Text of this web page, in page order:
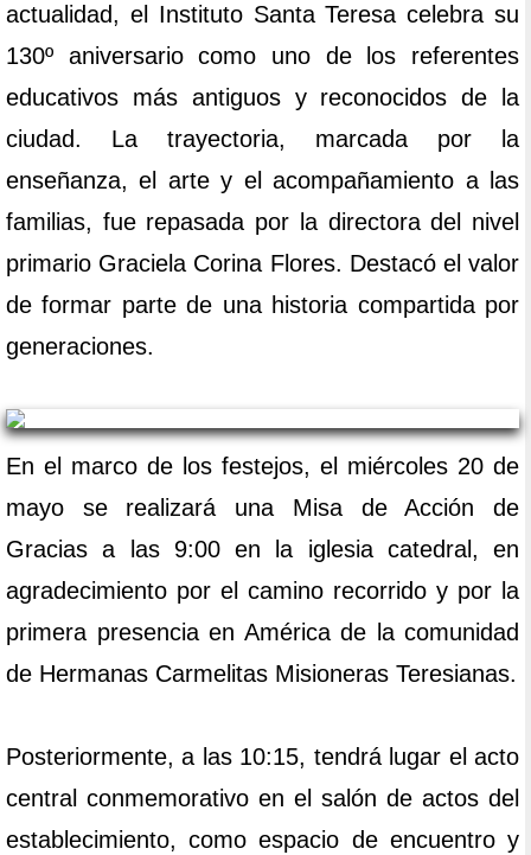
actualidad, el Instituto Santa Teresa celebra su
130º aniversario como uno de los referentes
educativos más antiguos y reconocidos de la
ciudad. La trayectoria, marcada por la
enseñanza, el arte y el acompañamiento a las
familias, fue repasada por la directora del nivel
primario Graciela Corina Flores. Destacó el valor
de formar parte de una historia compartida por
generaciones.
En el marco de los festejos, el miércoles 20 de
mayo se realizará una Misa de Acción de
Gracias a las 9:00 en la iglesia catedral, en
agradecimiento por el camino recorrido y por la
primera presencia en América de la comunidad
de Hermanas Carmelitas Misioneras Teresianas.
Posteriormente, a las 10:15, tendrá lugar el acto
central conmemorativo en el salón de actos del
establecimiento, como espacio de encuentro y